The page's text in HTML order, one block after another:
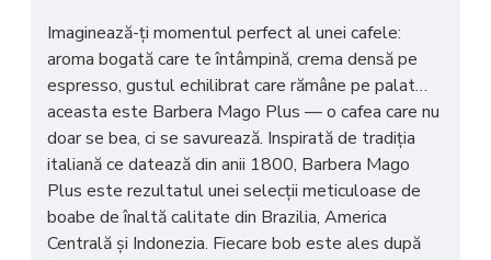
Imaginează-ți momentul perfect al unei cafele:
aroma bogată care te întâmpină, crema densă pe
espresso, gustul echilibrat care rămâne pe palat…
aceasta este Barbera Mago Plus — o cafea care nu
doar se bea, ci se savurează. Inspirată de tradiția
italiană ce datează din anii 1800, Barbera Mago
Plus este rezultatul unei selecții meticuloase de
boabe deînaltă calitate din Brazilia, America
Centrală și Indonezia. Fiecare bob este ales după